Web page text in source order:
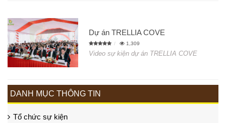
Dự án TRELLIA COVE
1,309
Video sự kiện dự án TRELLIA COVE
DANH MỤC THÔNG TIN
Tổ chức sự kiện